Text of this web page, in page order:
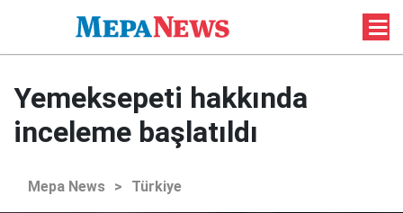
Yemeksepeti hakkında
inceleme başlatıldı
Mepa News > Türkiye